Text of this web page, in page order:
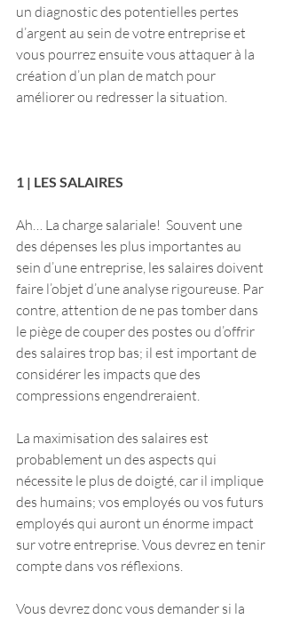
un diagnostic des potentielles pertes
d’argent au sein de votre entreprise et
vous pourrez ensuite vous attaquer à la
création d’un plan de match pour
améliorer ou redresser la situation.
1 | LES SALAIRES
Ah… La charge salariale!  Souvent une
des dépenses les plus importantes au
sein d’une entreprise, les salaires doivent
faire l’objet d’une analyse rigoureuse. Par
contre, attention de ne pas tomber dans
le piège de couper des postes ou d’offrir
des salaires trop bas; il est important de
considérer les impacts que des
compressions engendreraient.
La maximisation des salaires est
probablement un des aspects qui
nécessite le plus de doigté, car il implique
des humains; vos employés ou vos futurs
employés qui auront un énorme impact
sur votre entreprise. Vous devrez en tenir
compte dans vos réflexions.
Vous devrez donc vous demander si la